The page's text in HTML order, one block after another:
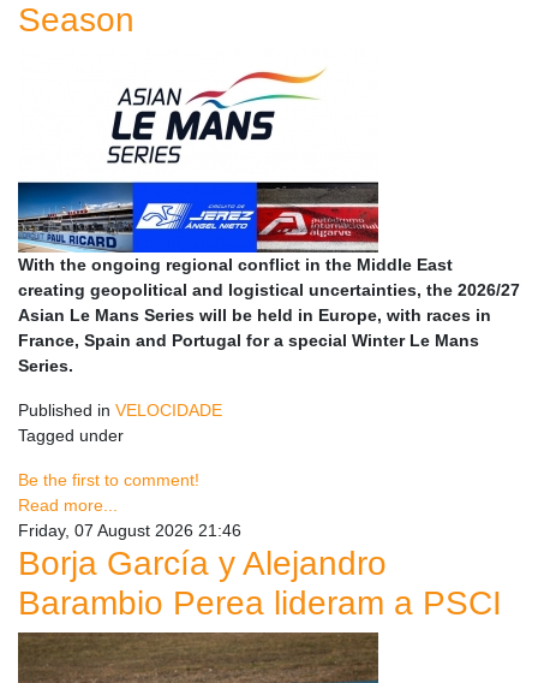
Season
With the ongoing regional conflict in the Middle East
creating geopolitical and logistical uncertainties, the 2026/27
Asian Le Mans Series will be held in Europe, with races in
France, Spain and Portugal for a special Winter Le Mans
Series.
Published in VELOCIDADE
Tagged under
Be the first to comment!
Read more...
Friday, 07 August 2026 21:46
Borja García y Alejandro
Barambio Perea lideram a PSCI